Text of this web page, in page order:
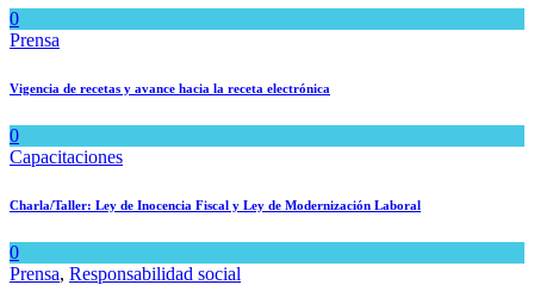
0
Prensa
Vigencia de recetas y avance hacia la receta electrónica
0
Capacitaciones
Charla/Taller: Ley de Inocencia Fiscal y Ley de Modernización Laboral
0
Prensa, Responsabilidad social